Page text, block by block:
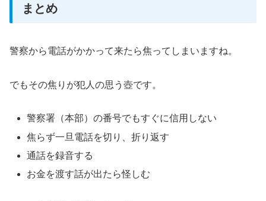
まとめ
警察から電話がかかって来たら焦ってしまいますね。
でもその焦りが犯人の思う壺です。
警察署（本部）の番号でもすぐに信用しない
焦らず一旦電話を切り、折り返す
通話を録音する
お金を渡す話が出たら怪しむ